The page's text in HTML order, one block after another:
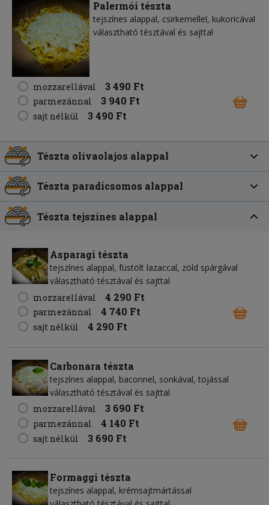
Palermói tészta
tejszínes alappal, csirkemellel, kukoricával
választható tésztával és sajttal
mozzarellával 3 490 Ft
parmezánnal 3 940 Ft
sajt nélkül 3 490 Ft
Tészta olívaolajos alappal
Tészta paradicsomos alappal
Tészta tejszínes alappal
Asparagi tészta
tejszínes alappal, füstölt lazaccal, zöld spárgával
választható tésztával és sajttal
mozzarellával
4 290 Ft
parmezánnal 4 740 Ft
sajt nélkül 4 290 Ft
Carbonara tészta
tejszínes alappal, baconnel, sonkával, tojással
választható tésztával és sajttal
mozzarellával
3 690 Ft
parmezánnal 4 140 Ft
sajt nélkül 3 690 Ft
Formaggi tészta
tejszínes alappal, krémsajtmártással